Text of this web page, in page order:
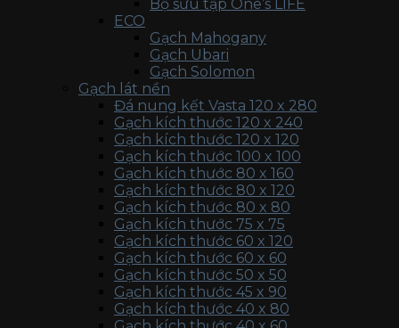
Bộ sưu tập One’s LIFE
ECO
Gạch Mahogany
Gạch Ubari
Gạch Solomon
Gạch lát nền
Đá nung kết Vasta 120 x 280
Gạch kích thước 120 x 240
Gạch kích thước 120 x 120
Gạch kích thước 100 x 100
Gạch kích thước 80 x 160
Gạch kích thước 80 x 120
Gạch kích thước 80 x 80
Gạch kích thước 75 x 75
Gạch kích thước 60 x 120
Gạch kích thước 60 x 60
Gạch kích thước 50 x 50
Gạch kích thước 45 x 90
Gạch kích thước 40 x 80